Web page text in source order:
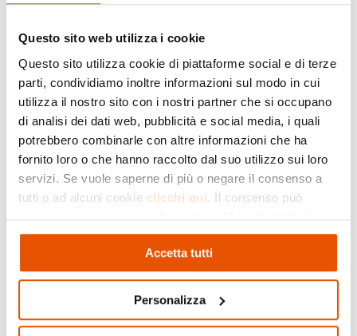
Questo sito web utilizza i cookie
Questo sito utilizza cookie di piattaforme social e di terze
parti, condividiamo inoltre informazioni sul modo in cui
utilizza il nostro sito con i nostri partner che si occupano
di analisi dei dati web, pubblicità e social media, i quali
potrebbero combinarle con altre informazioni che ha
fornito loro o che hanno raccolto dal suo utilizzo sui loro
servizi. Se vuole saperne di più o negare il consenso a
tutti o ad alcuni cookie clicchi qui. Il consenso può
essere espresso cliccando sul tasto "Accetta tutti". Se
non vuole i cookie di profilazione può negare il consenso
cliccando sul tasto "Rifiuta"Accetta tutti
Personalizza
Abbiamo il piacere di invitarVi a partecipare alla
47esima edizione della Mostra dell’artigianato,
agricoltura e commercio, che si svolgerà a
Soragna nei giorni 1, 2, 3 Maggio 2026.
Durante il festival, gli espositori e artigiani
presenteranno i loro prodotti, mentre il
mercato di qualità ASCOM offrirà prodotti locali
di alta qualità. Potrete inoltre partecipare ad
eventi come il mercatino dell’ingegno, la
cottura del Parmigiano e concerti e spettacoli
riscoprire le radici locali e creare nuovi ricordi
indimenticabili.